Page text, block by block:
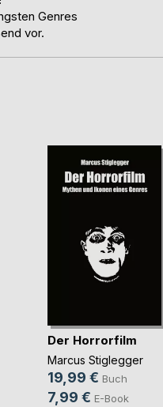
Genres
vor.
Der Horrorfilm
Marcus Stiglegger
19,99 € Buch
7,99 € E-Book